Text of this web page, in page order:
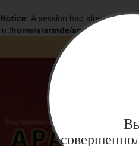
Notice: A session had already
in /home/araratde/araratdeg.ru/